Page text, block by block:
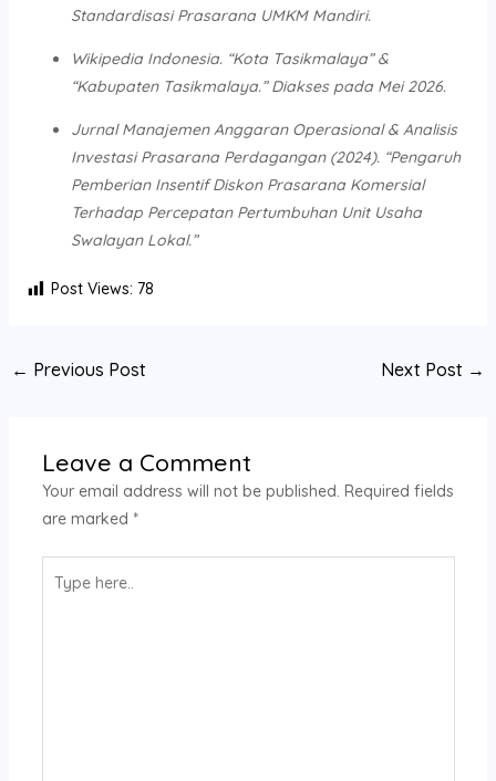
Standardisasi Prasarana UMKM Mandiri.
Wikipedia Indonesia. “Kota Tasikmalaya” &
“Kabupaten Tasikmalaya.” Diakses pada Mei 2026.
Jurnal Manajemen Anggaran Operasional & Analisis
Investasi Prasarana Perdagangan (2024). “Pengaruh
Pemberian Insentif Diskon Prasarana Komersial
Terhadap Percepatan Pertumbuhan Unit Usaha
Swalayan Lokal.”
Post Views: 78
← Previous Post Next Post →
Leave a Comment
Your email address will not be published. Required fields
are marked *
here..